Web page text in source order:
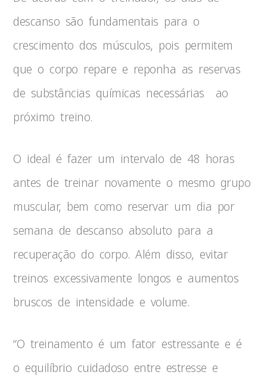
descanso são fundamentais para o
crescimento dos músculos, pois permitem
que o corpo repare e reponha as reservas
de substâncias químicas necessárias ao
próximo treino.
O ideal é fazer um intervalo de 48 horas
antes de treinar novamente o mesmo grupo
muscular, bem como reservar um dia por
semana de descanso absoluto para a
recuperação do corpo. Além disso, evitar
treinos excessivamente longos e aumentos
bruscos de intensidade e volume.
“O treinamento é um fator estressante e é
o equilíbrio cuidadoso entre estresse e